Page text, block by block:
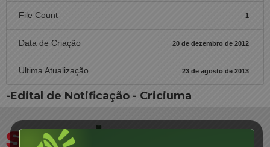
File Count 1
Data de Criação 20 de dezembro de 2012
Ultima Atualização 23 de agosto de 2013
-Edital de Notificação - Criciuma